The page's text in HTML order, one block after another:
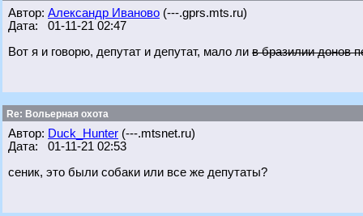
Автор: Александр Иваново (---.gprs.mts.ru)
Дата: 01-11-21 02:47
Вот я и говорю, депутат и депутат, мало ли в бразилии донов
Re: Вольерная охота
Автор: Duck_Hunter (---.mtsnet.ru)
Дата: 01-11-21 02:53
сеник, это были собаки или все же депутаты?